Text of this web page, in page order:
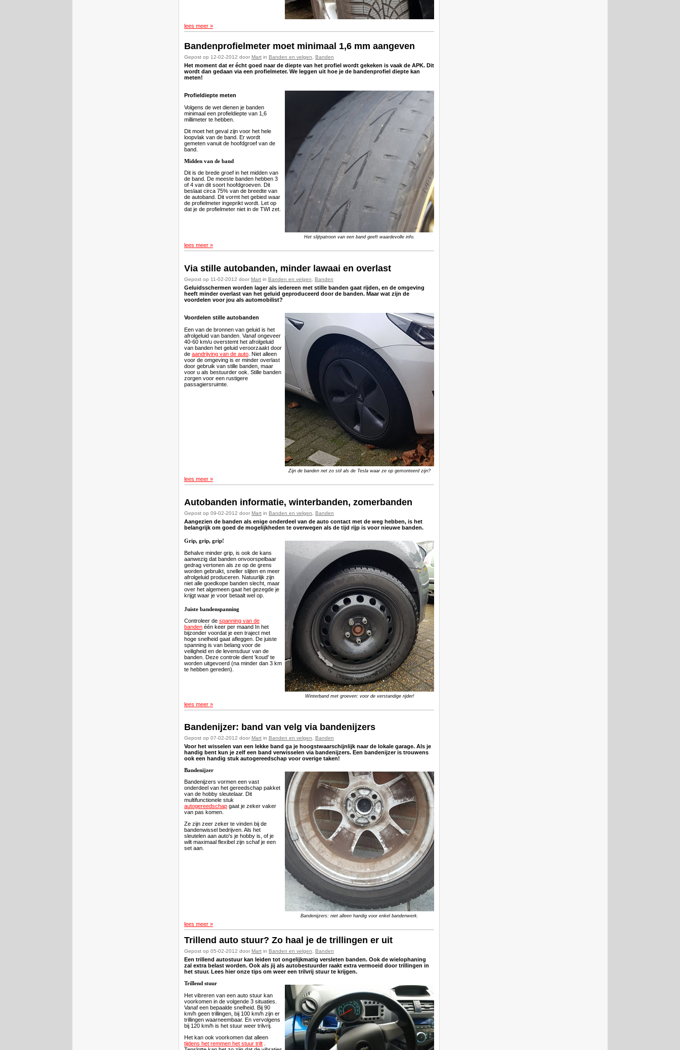
lees meer »
Bandenprofielmeter moet minimaal 1,6 mm aangeven
Gepost op 12-02-2012 door Mart in Banden en velgen Banden
Het moment dat er écht goed naar de diepte van het profiel wordt gekeken is vaak de APK. Dit
wordt dan gedaan via een profielmeter. We leggen uit hoe je de bandenprofiel diepte kan
meten!
Profieldiepte meten
Volgens de wet dienen je banden
minimaal een profieldiepte van 1,6
millimeter te hebben.
Dit moet het geval zijn voor het hele
loopvlak van de band. Er wordt
gemeten vanuit de hoofdgroef van de
band.
Midden van de band
Dit is de brede groef in het midden van
de band. De meeste banden hebben 3
of 4 van dit soort hoofdgroeven. Dit
beslaat circa 75% van de breedte van
de autoband. Dit vormt het gebied waar
de profielmeter ingeprikt wordt. Let op
dat je de profielmeter niet in de TWI zet.
Het slijtpatroon van een band geeft waardevolle info.
lees meer »
Via stille autobanden, minder lawaai en overlast
Gepost op 11-02-2012 door Mart in Banden en velgen Banden
Geluidsschermen worden lager als iedereen met stille banden gaat rijden, en de omgeving
heeft minder overlast van het geluid geproduceerd door de banden. Maar wat zijn de
voordelen voor jou als automobilist?
Voordelen stille autobanden
Een van de bronnen van geluid is het
afrolgeluid van banden. Vanaf ongeveer
40-60 km/u overstemt het afrolgeluid
van banden het geluid veroorzaakt door
de aandrijving van de auto . Niet alleen
voor de omgeving is er minder overlast
door gebruik van stille banden, maar
voor u als bestuurder ook. Stille banden
zorgen voor een rustigere
passagiersruimte.
Zijn de banden net zo stil als de Tesla waar ze op gemonteerd zijn?
lees meer »
Autobanden informatie, winterbanden, zomerbanden
Gepost op 09-02-2012 door Mart in Banden en velgen Banden
Aangezien de banden als enige onderdeel van de auto contact met de weg hebben, is het
belangrijk om goed de mogelijkheden te overwegen als de tijd rijp is voor nieuwe banden.
Grip, grip, grip!
Behalve minder grip, is ook de kans
aanwezig dat banden onvoorspelbaar
gedrag vertonen als ze op de grens
worden gebruikt, sneller slijten en meer
afrolgeluid produceren. Natuurlijk zijn
niet alle goedkope banden slecht, maar
over het algemeen gaat het gezegde je
krijgt waar je voor betaalt wel op.
Juiste bandenspanning
Controleer de spanning van de
banden één keer per maand In het
bijzonder voordat je een traject met
hoge snelheid gaat afleggen. De juiste
spanning is van belang voor de
veiligheid en de levensduur van de
banden. Deze controle dient 'koud' te
worden uitgevoerd (na minder dan 3 km
te hebben gereden).
Winterband met groeven: voor de verstandige rijder!
lees meer »
Bandenijzer: band van velg via bandenijzers
Gepost op 07-02-2012 door Mart in Banden en velgen, Banden
Voor het wisselen van een lekke band ga je hoogstwaarschijnlijk naar de lokale garage. Als je
handig bent kun je zelf een band verwisselen via bandenijzers. Een bandenijzer is trouwens
ook een handig stuk autogereedschap voor overige taken!
Bandenijzer
Bandenijzers vormen een vast
onderdeel van het gereedschap pakket
van de hobby sleutelaar. Dit
multifunctionele stuk
autogereedschap gaat je zeker vaker
van pas komen.
Ze zijn zeer zeker te vinden bij de
bandenwissel bedrijven. Als het
sleutelen aan auto's je hobby is, of je
wilt maximaal flexibel zijn schaf je een
set aan.
Bandenijzers: niet alleen handig voor enkel bandenwerk.
lees meer »
Trillend auto stuur? Zo haal je de trillingen er uit
Gepost op 05-02-2012 door Mart in Banden en velgen, Banden
Een trillend autostuur kan leiden tot ongelijkmatig versleten banden. Ook de wielophaning
zal extra belast worden. Ook als jij als autobestuurder raakt extra vermoeid door trillingen in
het stuur. Lees hier onze tips om weer een trilvrij stuur te krijgen.
Trillend stuur
Het vibreren van een auto stuur kan
voorkomen in de volgende 3 situaties.
Vanaf een bepaalde snelheid. Bij 90
km/h geen trillingen, bij 100 km/h zijn er
trillingen waarneembaar. En vervolgens
bij 120 km/h is het stuur weer trilvrij.
Het kan ook voorkomen dat alleen
tijdens het remmen het stuur trilt .